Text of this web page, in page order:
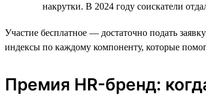
накрутки. В 2024 году соискатели
Участие бесплатное — достаточно подать
индексы по каждому компоненту, которые
Премия HR-бренд: